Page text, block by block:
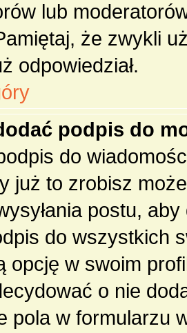
lub
że zwykli
odpowiedział.
podpis do
do
już to zrobisz
postu,
do wszystkich
opcję w swoim
o nie
pola w formularzu